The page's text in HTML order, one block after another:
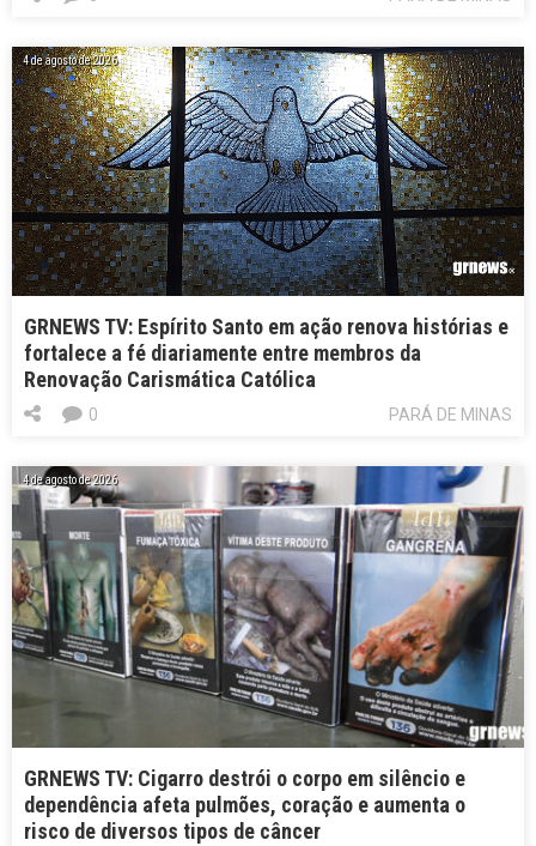
4 de agosto de 2026
GRNEWS TV: Espírito Santo em ação renova histórias e
fortalece a fé diariamente entre membros da
Renovação Carismática Católica
PARÁ DE MINAS
0
4 de agosto de 2026
GRNEWS TV: Cigarro destrói o corpo em silêncio e
dependência afeta pulmões, coração e aumenta o
risco de diversos tipos de câncer